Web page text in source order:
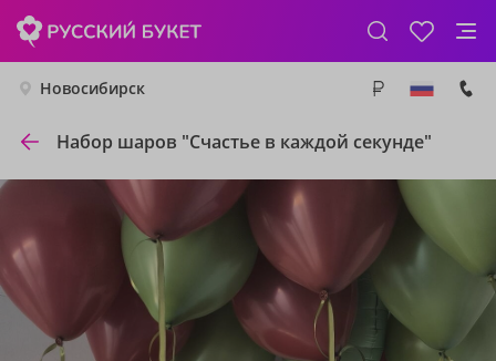
Новосибирск
Набор шаров "Счастье в каждой секунде"